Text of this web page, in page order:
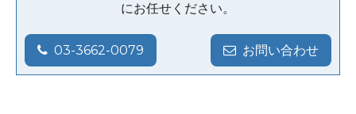
にお任せください。
03-3662-0079 お問い合わせ